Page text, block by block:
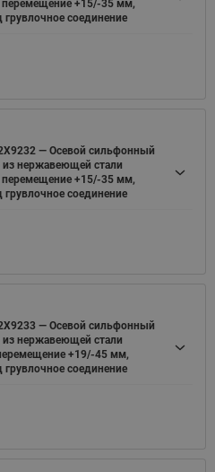
перемещение +15/-35 мм,
грувлочное соединение
— Осевой сильфонный
из нержавеющей стали
перемещение +15/-35 мм,
грувлочное соединение
— Осевой сильфонный
из нержавеющей стали
+19/-45 мм,
грувлочное соединение